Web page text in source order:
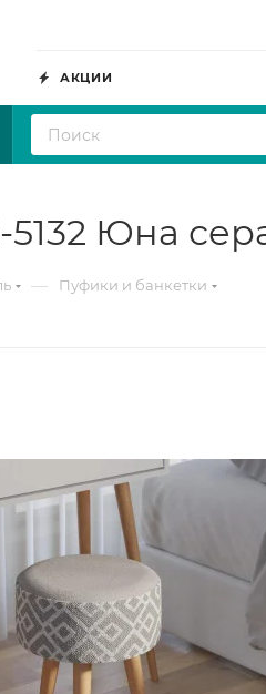
АКЦИИ
5132 Юна
— Пуфики и банкетки